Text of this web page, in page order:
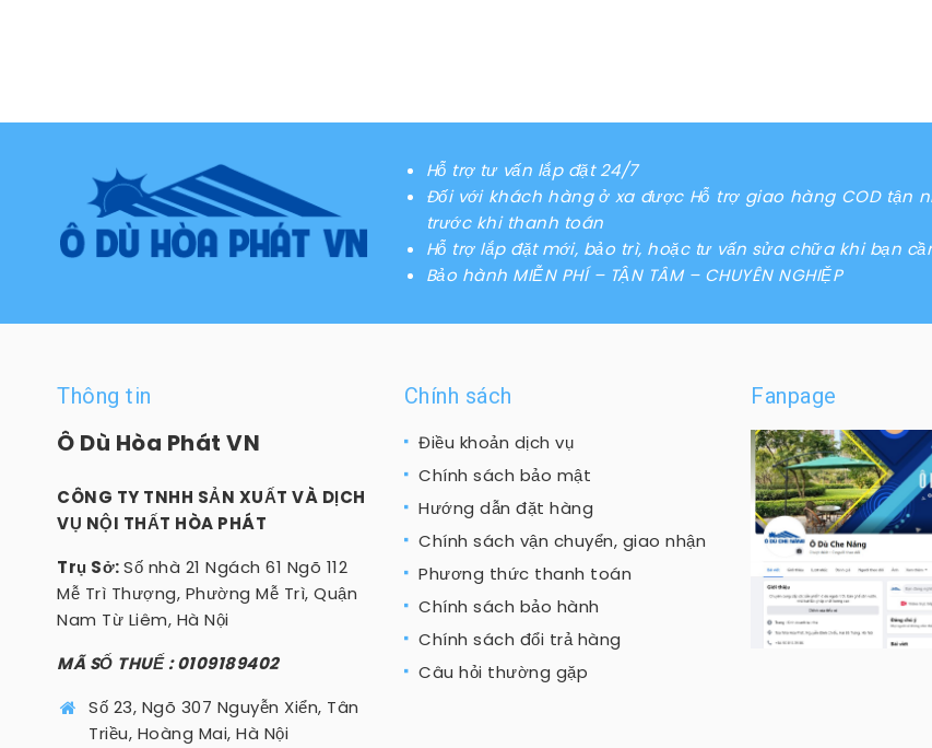
Hỗ trợ tư vấn lắp đặt 24/7
Đối với khách hàng ở xa được Hỗ trợ giao hàng COD tận
trước khi thanh toán
Hỗ trợ lắp đặt mới, bảo trì, hoặc tư vấn sửa chữa khi bạn
Bảo hành MIỄN PHÍ – TẬN TÂM – CHUYÊN NGHIỆP
Thông tin
Ô Dù Hòa Phát VN
CÔNG TY TNHH SẢN XUẤT VÀ DỊCH
VỤ NỘI THẤT HÒA PHÁT
Trụ Sở:Số nhà 21 Ngách 61 Ngõ 112
Mễ Trì Thượng, Phường Mễ Trì, Quận
Nam Từ Liêm, Hà Nội
MÃ SỐ THUẾ : 0109189402
Số 23, Ngõ 307 Nguyễn Xiển, Tân
Triều, Hoàng Mai, Hà Nội
Chính sách
Điều khoản dịch vụ
Chính sách bảo mật
Hướng dẫn đặt hàng
Chính sách vận chuyển, giao nhận
Phương thức thanh toán
Chính sách bảo hành
Chính sách đổi trả hàng
Câu hỏi thường gặp
Fanpage